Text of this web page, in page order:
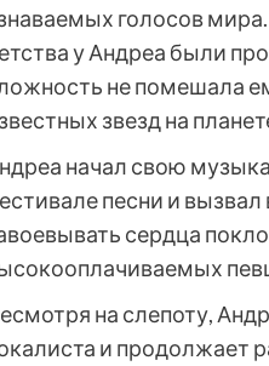
голосов мира.
у Андреа были
не помешала
звезд на
начал свою
песни и
сердца
на слепоту,
и продолжает